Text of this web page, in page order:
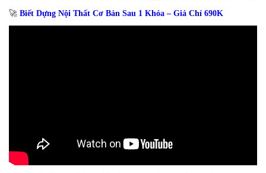
🚀 Biết Dựng Nội Thất Cơ Bản Sau 1 Khóa – Giá Chỉ 690K